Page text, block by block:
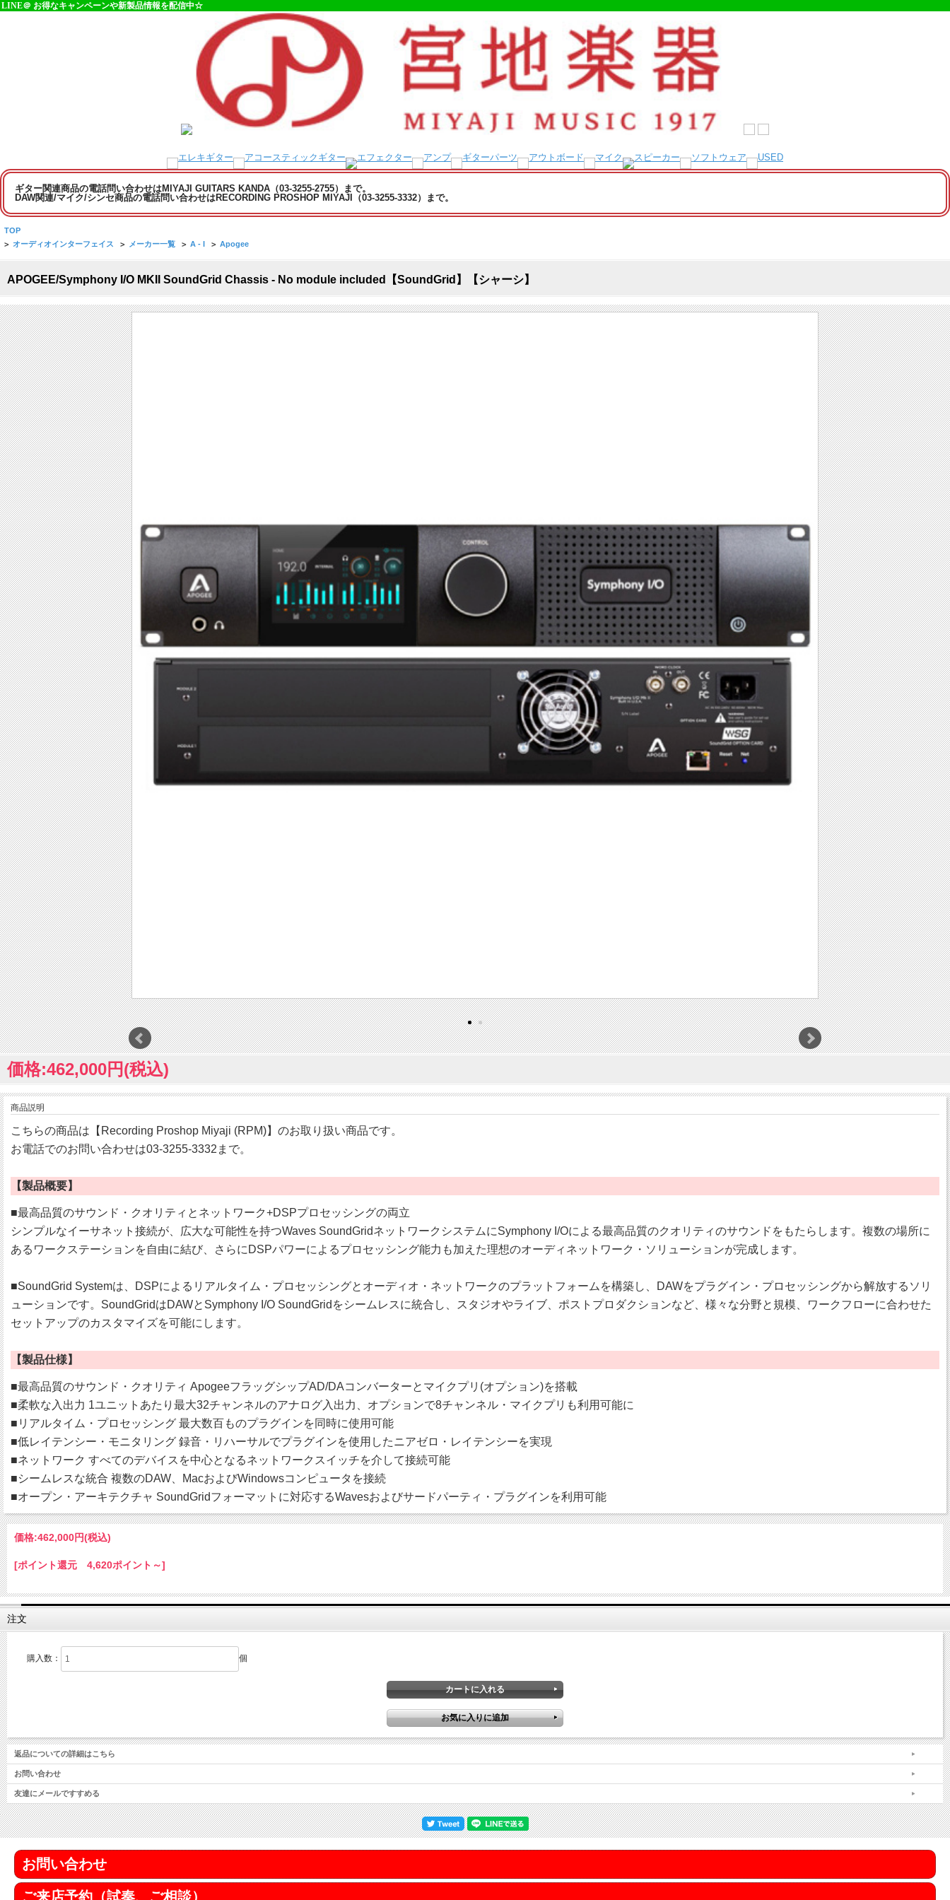
LINE＠ お得なキャンペーンや新製品情報を配信中☆
ギター関連商品の電話問い合わせはMIYAJI GUITARS KANDA（03-3255-2755）まで。
DAW関連/マイク/シンセ商品の電話問い合わせはRECORDING PROSHOP MIYAJI（03-3255-3332）まで。
TOP
> オーディオインターフェイス > メーカー一覧 > A - I > Apogee
APOGEE/Symphony I/O MKII SoundGrid Chassis - No module included【SoundGrid】【シャーシ】
価格:462,000円(税込)
商品説明
こちらの商品は【Recording Proshop Miyaji (RPM)】のお取り扱い商品です。
お電話でのお問い合わせは03-3255-3332まで。
【製品概要】
■最高品質のサウンド・クオリティとネットワーク+DSPプロセッシングの両立
シンプルなイーサネット接続が、広大な可能性を持つWaves SoundGridネットワークシステムにSymphony I/Oによる最高品質のクオリティのサウンドをもたらします。複数の場所に
あるワークステーションを自由に結び、さらにDSPパワーによるプロセッシング能力も加えた理想のオーディネットワーク・ソリューションが完成します。
■SoundGrid Systemは、DSPによるリアルタイム・プロセッシングとオーディオ・ネットワークのプラットフォームを構築し、DAWをプラグイン・プロセッシングから解放するソリ
ューションです。SoundGridはDAWとSymphony I/O SoundGridをシームレスに統合し、スタジオやライブ、ポストプロダクションなど、様々な分野と規模、ワークフローに合わせた
セットアップのカスタマイズを可能にします。
【製品仕様】
■最高品質のサウンド・クオリティ ApogeeフラッグシップAD/DAコンバーターとマイクプリ(オプション)を搭載
■柔軟な入出力 1ユニットあたり最大32チャンネルのアナログ入出力、オプションで8チャンネル・マイクプリも利用可能に
■リアルタイム・プロセッシング 最大数百ものプラグインを同時に使用可能
■低レイテンシー・モニタリング 録音・リハーサルでプラグインを使用したニアゼロ・レイテンシーを実現
■ネットワーク すべてのデバイスを中心となるネットワークスイッチを介して接続可能
■シームレスな統合 複数のDAW、MacおよびWindowsコンピュータを接続
■オープン・アーキテクチャ SoundGridフォーマットに対応するWavesおよびサードパーティ・プラグインを利用可能
価格:462,000円(税込)
[ポイント還元 4,620ポイント～]
注文
購入数： 個
返品についての詳細はこちら
お問い合わせ
友達にメールですすめる
お問い合わせ
ご来店予約（試奏、ご相談）